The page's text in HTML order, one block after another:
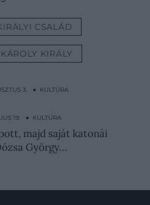
CSALÁD
KIRÁLY
3. ● KULTÚRA
lőszert…
19. ● KULTÚRA
majd saját katonái
György…